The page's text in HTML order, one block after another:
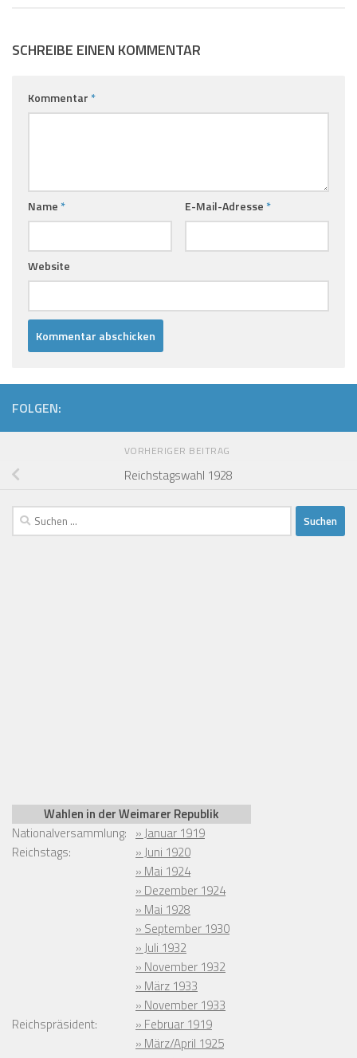
SCHREIBE EINEN KOMMENTAR
Kommentar *
Name * E-Mail-Adresse *
Website
FOLGEN:
VORHERIGER BEITRAG
Reichstagswahl 1928
Suchen
nach:
Wahlen in der Weimarer Republik
Nationalversammlung: » Januar 1919
Reichstags:
» Juni 1920
» Mai 1924
» Dezember 1924
» Mai 1928
» September 1930
» Juli 1932
» November 1932
» März 1933
» November 1933
Reichspräsident:
» Februar 1919
» März/April 1925